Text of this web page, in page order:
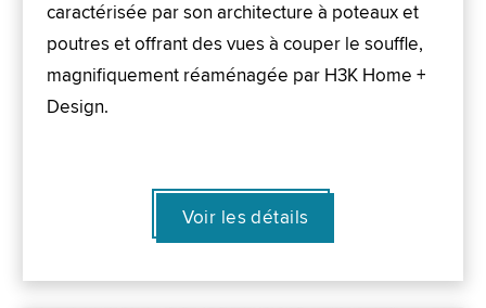
caractérisée par son architecture à poteaux et
poutres et offrant des vues à couper le souffle,
magnifiquement réaménagée par H3K Home +
Design.
Voir les détails